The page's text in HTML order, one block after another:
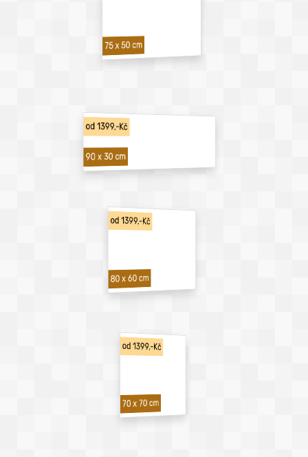
75 x 50 cm
od 1399,-Kč
90 x 30 cm
od 1399,-Kč
80 x 60 cm
od 1399,-Kč
70 x 70 cm